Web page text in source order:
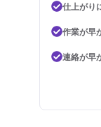
仕上がり
作業が早
連絡が早